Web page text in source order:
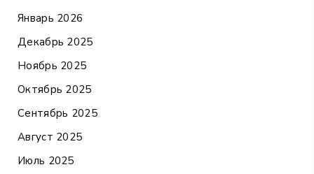
Январь 2026
Декабрь 2025
Ноябрь 2025
Октябрь 2025
Сентябрь 2025
Август 2025
Июль 2025